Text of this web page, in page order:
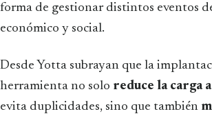
forma de gestionar distintos eventos
económico y social.
Desde Yotta subrayan que la
herramienta no solo reduce la carga
evita duplicidades, sino que también